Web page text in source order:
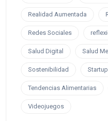
Realidad Aumentada
Redes Sociales
Salud Digital Salud
Sostenibilidad
Tendencias Alimentarias
Videojuegos